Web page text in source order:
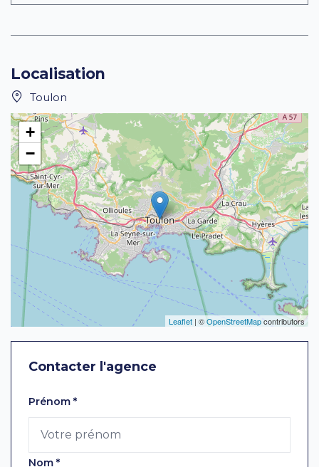
Localisation
Toulon
+
−
Leaflet | ©OpenStreetMapcontributors
Contacter l'agence
Laissez ce champ vide
Prénom *
Nom *